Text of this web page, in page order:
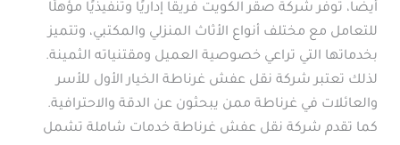
أيضًا، توفر شركة صقر الكويت فريقًا إداريًا وتنفيذيًا مؤهلًا
للتعامل مع مختلف أنواع الأثاث المنزلي والمكتبي، وتتميز
بخدماتها التي تراعي خصوصية العميل ومقتنياته الثمينة.
لذلك تعتبر شركة نقل عفش غرناطة الخيار الأول للأسر
والعائلات في غرناطة ممن يبحثون عن الدقة والاحترافية.
كما تقدم شركة نقل عفش غرناطة خدمات شاملة تشمل